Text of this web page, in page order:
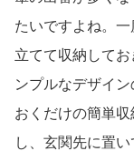
たいですよね。
立てて収納して
ンプルなデザイ
おくだけの簡単
し、玄関先に置